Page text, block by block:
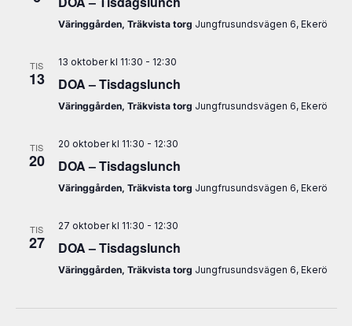
Väringgården, Träkvista torg Jungfrusundsvägen 6, Ekerö
TIS
13
13 oktober kl 11:30 - 12:30
DOA – Tisdagslunch
Väringgården, Träkvista torg Jungfrusundsvägen 6, Ekerö
TIS
20
20 oktober kl 11:30 - 12:30
DOA – Tisdagslunch
Väringgården, Träkvista torg Jungfrusundsvägen 6, Ekerö
TIS
27
27 oktober kl 11:30 - 12:30
DOA – Tisdagslunch
Väringgården, Träkvista torg Jungfrusundsvägen 6, Ekerö